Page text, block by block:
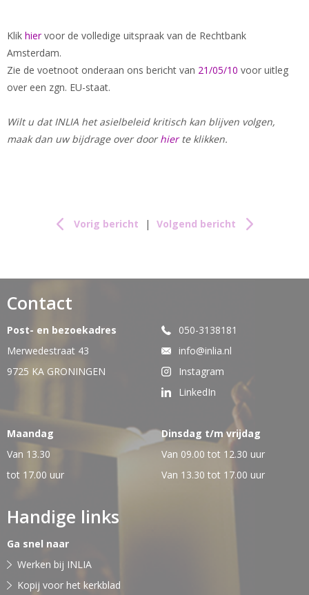
Klik hiervoor de volledige uitspraak van de Rechtbank
Amsterdam.
Zie de voetnoot onderaan ons bericht van 21/05/10 voor uitleg
over een zgn. EU-staat.
Wilt u dat INLIA het asielbeleid kritisch kan blijven volgen,
maak dan uw bijdrage over doorhierte klikken.
Vorig bericht | Volgend bericht
Contact
Post- en bezoekadres
Merwedestraat 43
9725 KA GRONINGEN
050-3138181
info@inlia.nl
Instagram
LinkedIn
Maandag
Van 13.30
tot 17.00 uur
Dinsdag t/m vrijdag
Van 09.00 tot 12.30 uur
Van 13.30 tot 17.00 uur
Handige links
Ga snel naar
Werken bij INLIA
Kopij voor het kerkblad